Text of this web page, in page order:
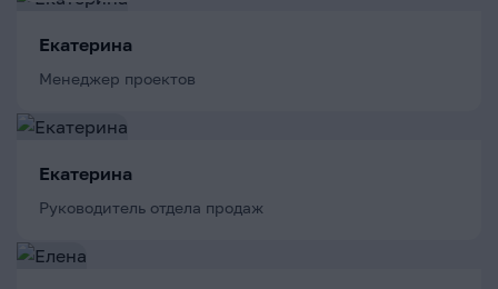
Екатерина
Менеджер проектов
Екатерина
Руководитель отдела продаж